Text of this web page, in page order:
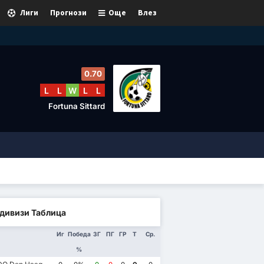
Влез
Още
Прогнози
Лиги
0.70
L L W L L
Fortuna Sittard
Таблица
Иг Победа
%
ЗГ ПГ ГР Т Ср.